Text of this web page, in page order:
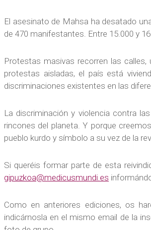
El asesinato de Mahsa ha desatado
de 470 manifestantes. Entre 15.000 y
Protestas masivas recorren las
protestas aisladas, el país está
discriminaciones existentes en las
La discriminación y violencia contra
rincones del planeta. Y porque
pueblo kurdo y símbolo a su vez de la
Si queréis formar parte de esta
gipuzkoa@medicusmundi.es
Como en anteriores ediciones, os
indicárnosla en el mismo email de la